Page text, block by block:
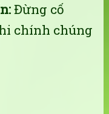
Đừng cố
chính chúng